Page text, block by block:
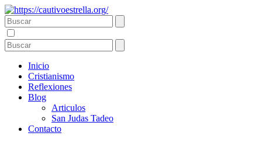
Inicio
Cristianismo
Reflexiones
Blog
Articulos
San Judas Tadeo
Contacto